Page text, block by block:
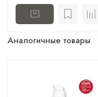
Аналогичные товары